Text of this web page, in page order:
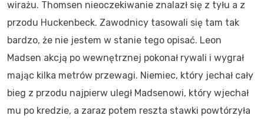
wirażu. Thomsen nieoczekiwanie znalazł się z tyłu a z
przodu Huckenbeck. Zawodnicy tasowali się tam tak
bardzo, że nie jestem w stanie tego opisać. Leon
Madsen akcją po wewnętrznej pokonał rywali i wygrał
mając kilka metrów przewagi. Niemiec, który jechał cały
bieg z przodu najpierw uległ Madsenowi, który wjechał
mu po kredzie, a zaraz potem reszta stawki powtórzyła